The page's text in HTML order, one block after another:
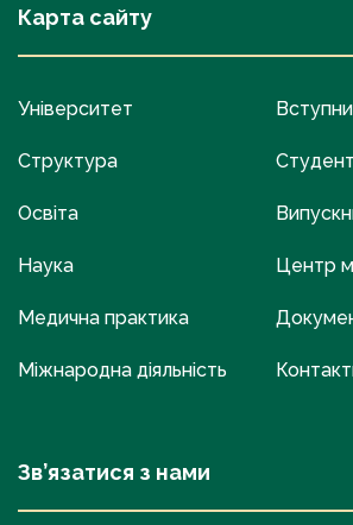
Карта сайту
Університет
Структура
Освіта
Наука
Медична практика
Міжнародна діяльність
Центр
Зв’язатися з нами